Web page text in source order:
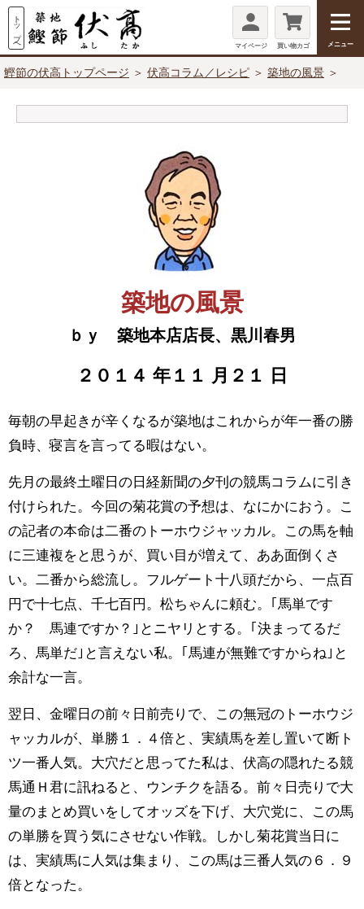
マイページ 買い物カゴ メニュー
鰹節の伏高トップページ ＞ 伏高コラム／レシピ ＞ 築地の風景 ＞
築地の風景
ｂｙ 築地本店店長、黒川春男
２０１４ 年 １１ 月 ２１ 日
毎朝の早起きが辛くなるが築地はこれからが年一番の勝
負時、寝言を言ってる暇はない。
先月の最終土曜日の日経新聞の夕刊の競馬コラムに引き
付けられた。今回の菊花賞の予想は、なにかにおう。こ
の記者の本命は二番のトーホウジャッカル。この馬を軸
に三連複をと思うが、買い目が増えて、ああ面倒くさ
い。二番から総流し。フルゲート十八頭だから、一点百
円で十七点、千七百円。松ちゃんに頼む。｢馬単です
か？ 馬連ですか？｣とニヤリとする。｢決まってるだ
ろ、馬単だ｣と言えない私。｢馬連が無難ですからね｣と
余計な一言。
翌日、金曜日の前々日前売りで、この無冠のトーホウジ
ャッカルが、単勝１．４倍と、実績馬を差し置いて断ト
ツ一番人気。大穴だと思ってた私は、伏高の隠れたる競
馬通Ｈ君に訊ねると、ウンチクを語る。前々日売りで大
量のまとめ買いをしてオッズを下げ、大穴党に、この馬
の単勝を買う気にさせない作戦。しかし菊花賞当日に
は、実績馬に人気は集まり、この馬は三番人気の６．９
倍となった。